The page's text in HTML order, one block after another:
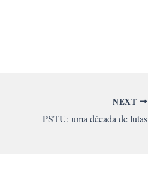
NEXT
PSTU: uma década de lutas